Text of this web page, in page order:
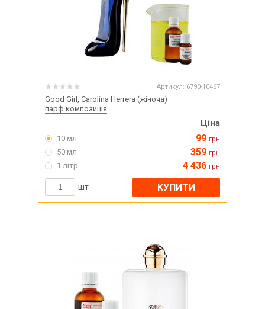
Артикул: 6790-10467
Good Girl, Carolina Herrera (жіноча)
парф.композиція
Ціна
10 мл 99 грн
50 мл 359 грн
1 літр 4 436 грн
шт КУПИТИ